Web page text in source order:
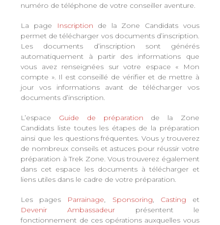
numéro de téléphone de votre conseiller aventure.
La page Inscription de la Zone Candidats vous
permet de télécharger vos documents d’inscription.
Les documents d’inscription sont générés
automatiquement à partir des informations que
vous avez renseignées sur votre espace « Mon
compte ». Il est conseillé de vérifier et de mettre à
jour vos informations avant de télécharger vos
documents d’inscription.
L’espace Guide de préparation de la Zone
Candidats liste toutes les étapes de la préparation
ainsi que les questions fréquentes. Vous y trouverez
de nombreux conseils et astuces pour réussir votre
préparation à Trek Zone. Vous trouverez également
dans cet espace les documents à télécharger et
liens utiles dans le cadre de votre préparation.
Les pages Parrainage, Sponsoring, Casting et
Devenir Ambassadeur présentent le
fonctionnement de ces opérations auxquelles vous